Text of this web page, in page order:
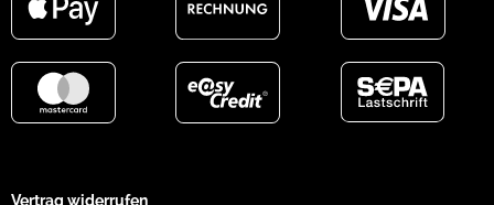
Vertrag widerrufen